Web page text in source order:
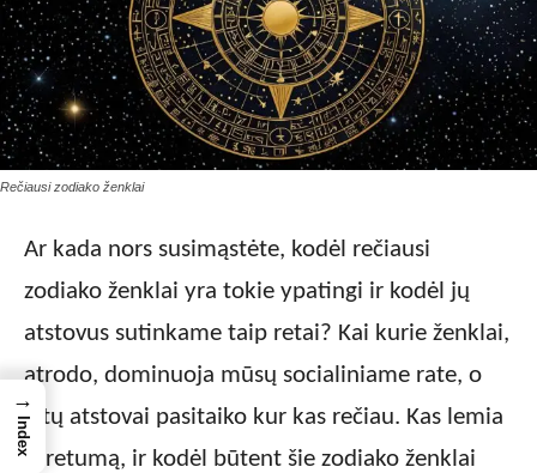
Rečiausi zodiako ženklai
Ar kada nors susimąstėte, kodėl rečiausi
zodiako ženklai yra tokie ypatingi ir kodėl jų
atstovus sutinkame taip retai? Kai kurie ženklai,
atrodo, dominuoja mūsų socialiniame rate, o
kitų atstovai pasitaiko kur kas rečiau. Kas lemia
šį retumą, ir kodėl būtent šie zodiako ženklai
→
Index